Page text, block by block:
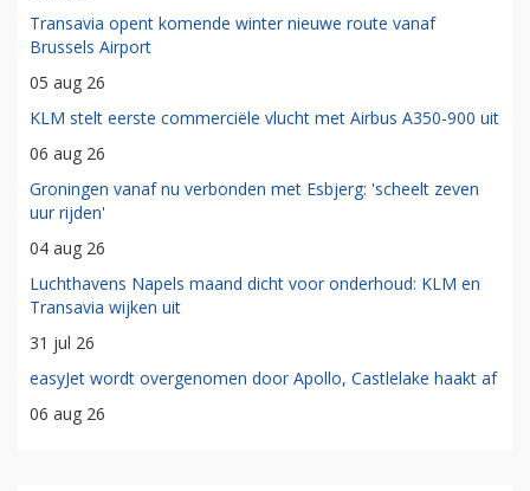
Transavia opent komende winter nieuwe route vanaf
Brussels Airport
05 aug 26
KLM stelt eerste commerciële vlucht met Airbus A350-900 uit
06 aug 26
Groningen vanaf nu verbonden met Esbjerg: 'scheelt zeven
uur rijden'
04 aug 26
Luchthavens Napels maand dicht voor onderhoud: KLM en
Transavia wijken uit
31 jul 26
easyJet wordt overgenomen door Apollo, Castlelake haakt af
06 aug 26